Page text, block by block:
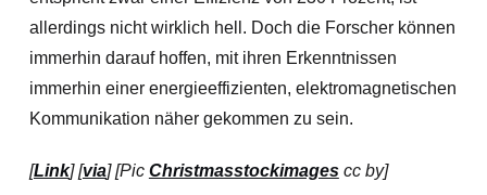
allerdings nicht wirklich hell. Doch die Forscher können
immerhin darauf hoffen, mit ihren Erkenntnissen
immerhin einer energieeffizienten, elektromagnetischen
Kommunikation näher gekommen zu sein.
[Link] [via] [Pic Christmasstockimagescc by]